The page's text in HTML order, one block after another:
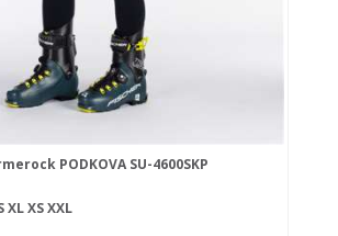
PODKOVA SU-4600SKP
XLXSXXL